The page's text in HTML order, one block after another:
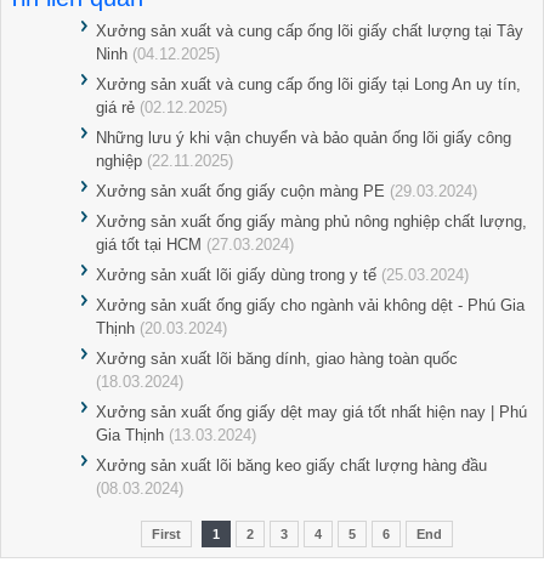
Xưởng sản xuất và cung cấp ống lõi giấy chất lượng tại Tây
Ninh (04.12.2025)
Xưởng sản xuất và cung cấp ống lõi giấy tại Long An uy tín,
giá rẻ (02.12.2025)
Những lưu ý khi vận chuyển và bảo quản ống lõi giấy công
nghiệp (22.11.2025)
Xưởng sản xuất ống giấy cuộn màng PE (29.03.2024)
Xưởng sản xuất ống giấy màng phủ nông nghiệp chất lượng,
giá tốt tại HCM (27.03.2024)
Xưởng sản xuất lõi giấy dùng trong y tế (25.03.2024)
Xưởng sản xuất ống giấy cho ngành vải không dệt - Phú Gia
Thịnh (20.03.2024)
Xưởng sản xuất lõi băng dính, giao hàng toàn quốc
(18.03.2024)
Xưởng sản xuất ống giấy dệt may giá tốt nhất hiện nay | Phú
Gia Thịnh (13.03.2024)
Xưởng sản xuất lõi băng keo giấy chất lượng hàng đầu
(08.03.2024)
First 1 2 3 4 5 6 End